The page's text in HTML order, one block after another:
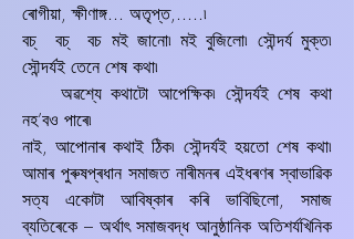
ৰোগীয়া, ক্ষীণাঙ্গ... অতৃপ্ত,.....৷
বচ্‌ বচ্‌ বচ মই জানো৷ মই বুজিলো৷ সৌন্দৰ্য মুক্ত৷
সৌন্দৰ্যই তেনে শেষ কথা৷
অৱশ্যে কথাটো আপেক্ষিক৷ সৌন্দৰ্যই শেষ কথা
নহ’বও পাৰে৷
নাই, আপোনাৰ কথাই ঠিক৷ সৌন্দৰ্যই হয়তো শেষ কথা৷
আমাৰ পুৰুষপ্ৰধান সমাজত নাৰীমনৰ এইধৰণৰ স্বাভাৱিক
সত্য একোটা আবিষ্কাৰ কৰি ভাবিছিলো, সমাজ
ব্যতিৰেকে – অৰ্থাৎ সমাজবদ্ধ আনুষ্ঠানিক অতিশৰ্যখিনিক